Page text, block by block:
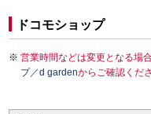
ドコモショップ
営業時間などは変更となる場
プ／d gardenからご確認くださ